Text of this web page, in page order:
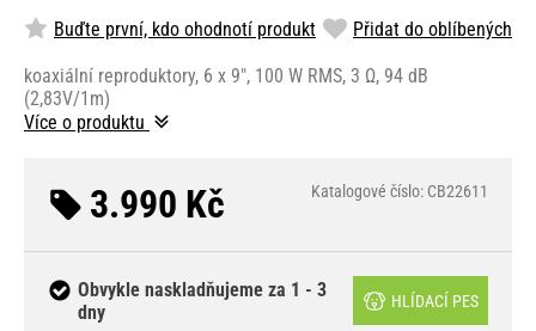
Buďte první, kdo ohodnotí produkt Přidat do oblíbených
koaxiální reproduktory, 6 x 9", 100 W RMS, 3 Ω, 94 dB
(2,83V/1m)
Více o produktu
3.990 Kč Katalogové číslo: CB22611
Obvykle naskladňujeme za 1 - 3
dny
HLÍDACÍ PES